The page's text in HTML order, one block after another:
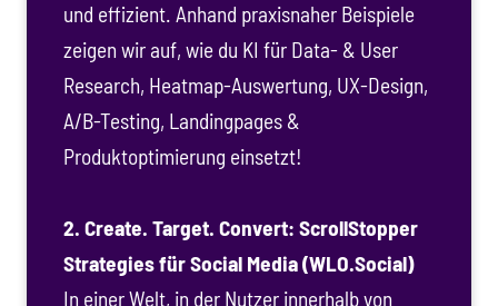
und effizient. Anhand praxisnaher Beispiele
zeigen wir auf, wie du KI für Data- & User
Research, Heatmap-Auswertung, UX-Design,
A/B-Testing, Landingpages &
Produktoptimierung einsetzt!
2. Create. Target. Convert: ScrollStopper
Strategies für Social Media (WLO.Social)
In einer Welt, in der Nutzer innerhalb von